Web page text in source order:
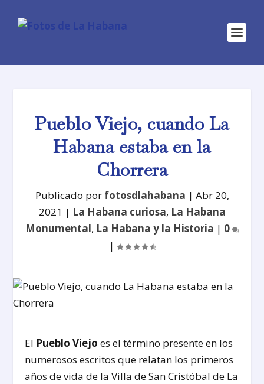
Pueblo Viejo, cuando La
Habana estaba en la
Chorrera
Publicado por fotosdlahabana | Abr 20,
2021 | La Habana curiosa, La Habana
Monumental, La Habana y la Historia | 0
|
El Pueblo Viejo es el término presente en los
numerosos escritos que relatan los primeros
años de vida de la Villa de San Cristóbal de La